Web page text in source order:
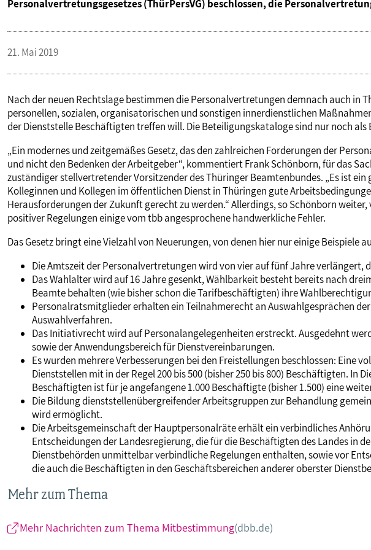
Gender
Europa
TERMINE & VERANSTALTUNGEN
MITGLIEDSCHAFT & SERVICE
Personalvertretungsgesetzes (ThürPersVG) beschlossen, die
21. Mai 2019
Nach der neuen Rechtslage bestimmen die Personalvertretungen demnach auch in
personellen, sozialen, organisatorischen und sonstigen innerdienstlichen
der Dienststelle Beschäftigten treffen will. Die Beteiligungskataloge sind nur noch als
„Ein modernes und zeitgemäßes Gesetz, das den zahlreichen Forderungen der
und nicht den Bedenken der Arbeitgeber“, kommentiert Frank Schönborn, für das
zuständiger stellvertretender Vorsitzender des Thüringer Beamtenbundes. „Es ist
Kolleginnen und Kollegen im öffentlichen Dienst in Thüringen gute
Herausforderungen der Zukunft gerecht zu werden.“ Allerdings, so Schönborn
positiver Regelungen einige vom tbb angesprochene handwerkliche Fehler.
Das Gesetz bringt eine Vielzahl von Neuerungen, von denen hier nur einige Beispiele
Die Amtszeit der Personalvertretungen wird von vier auf fünf Jahre verlängert,
Das Wahlalter wird auf 16 Jahre gesenkt, Wählbarkeit besteht bereits nach
Beamte behalten (wie bisher schon die Tarifbeschäftigten) ihre
Personalratsmitglieder erhalten ein Teilnahmerecht an Auswahlgesprächen
Auswahlverfahren.
Das Initiativrecht wird auf Personalangelegenheiten erstreckt. Ausgedehnt
sowie der Anwendungsbereich für Dienstvereinbarungen.
Es wurden mehrere Verbesserungen bei den Freistellungen beschlossen: Eine
Dienststellen mit in der Regel 200 bis 500 (bisher 250 bis 800) Beschäftigten. In
Beschäftigten ist für je angefangene 1.000 Beschäftigte (bisher 1.500) eine
Die Bildung dienststellenübergreifender Arbeitsgruppen zur Behandlung
wird ermöglicht.
Die Arbeitsgemeinschaft der Hauptpersonalräte erhält ein verbindliches
Entscheidungen der Landesregierung, die für die Beschäftigten des Landes in
Dienstbehörden unmittelbar verbindliche Regelungen enthalten, sowie vor
die auch die Beschäftigten in den Geschäftsbereichen anderer oberster
Mehr zum Thema
Mehr Nachrichten zum Thema Mitbestimmung(dbb.de)